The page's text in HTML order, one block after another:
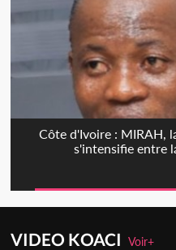
Côte d'Ivoire : MIRAH,
s'intensifie entre
VIDEO KOACIVoir+